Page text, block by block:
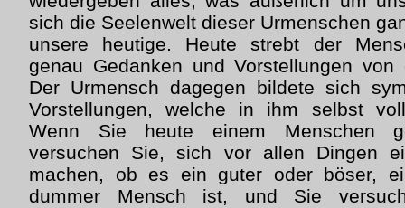
sich die Seelenwelt dieser Urmenschen
unsere heutige. Heute strebt der
genau Gedanken und Vorstellungen
Der Urmensch dagegen bildete sich
Vorstellungen, welche in ihm selbst
Wenn Sie heute einem Menschen
versuchen Sie, sich vor allen Dingen
machen, ob es ein guter oder böser,
dummer Mensch ist, und Sie